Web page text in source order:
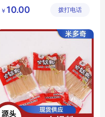
手工制作
限公司
￥ 10.00 拨打电话